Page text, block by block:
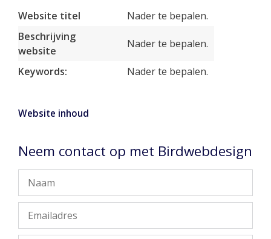
Website titel
Nader te bepalen.
Beschrijving
website
Nader te bepalen.
Keywords: Nader te bepalen.
Website inhoud
Neem contact op met Birdwebdesign